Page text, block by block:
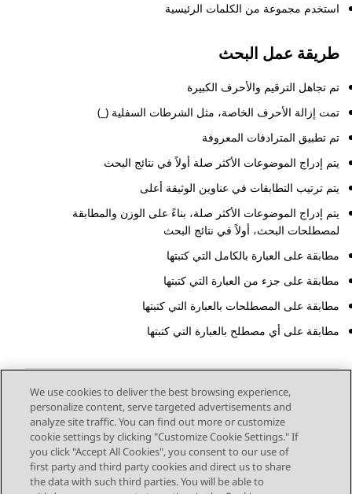
استخدم مجموعة من الكلمات الرئيسية
طريقة عمل البحث
تم تجاهل الترقيم والأحرف الكبيرة
تمت إزالة الأحرف الخاصة، مثل الشرطات السفلية (_)
تم تطبيق المترادفات المعروفة
يتم إدراج الموضوعات الأكثر صلة أولاً في نتائج البحث
يتم ترتيب التطابقات في عناوين الوثيقة أعلى
يتم إدراج الموضوعات الأكثر صلة، بناءً على الوزن والمطابقة
لمصطلحات البحث، أولاً في نتائج البحث
مطابقة على العبارة بالكامل التي كتبتها
مطابقة على جزء من العبارة التي كتبتها
مطابقة على المصطلحات بالعبارة التي كتبتها
مطابقة على أي مصطلح بالعبارة التي كتبتها
Send Feedback
الموضوع السابق الموضوع التالي
We use cookies to deliver the best browsing experience,
personalize content, serve targeted advertisements and
analyze site traffic. You can find out more or customize
cookie settings by clicking "Customize Cookie Settings." If
you click "Accept All Cookies", you consent to our use of
first party and third party cookies and direct us to share
the data with such third parties. You will be able to